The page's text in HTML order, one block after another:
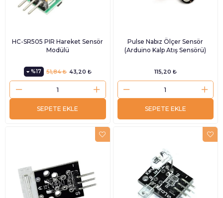
HC-SR505 PIR Hareket Sensör
Modülü
%17 43,20 ₺
51,84 ₺
SEPETE EKLE
Pulse Nabız Ölçer Sensör
(Arduino Kalp Atış Sensörü)
115,20 ₺
SEPETE EKLE